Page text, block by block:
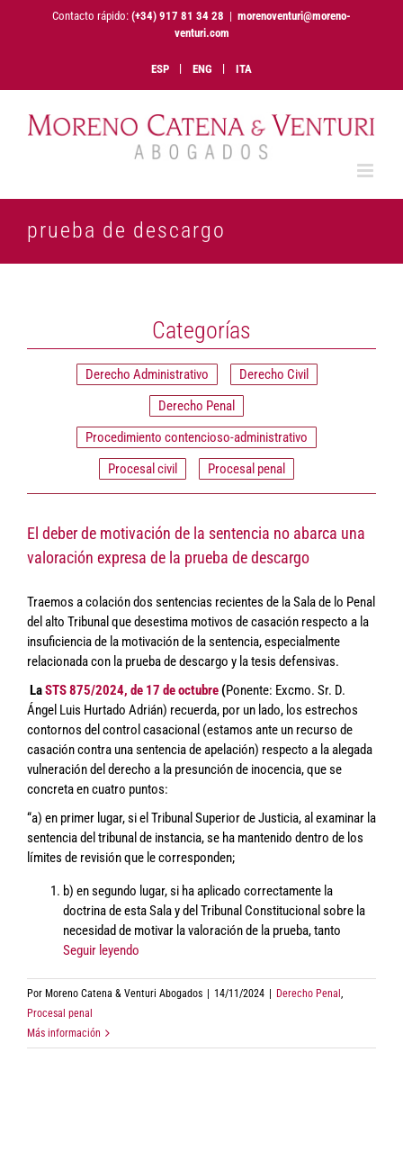
Contacto rápido: (+34) 917 81 34 28 | morenoventuri@moreno-
venturi.com
ESP ENG ITA
prueba de descargo
Categorías
Derecho Administrativo
Derecho Civil
Derecho Penal
Procedimiento contencioso-administrativo
Procesal civil
Procesal penal
El deber de motivación de la sentencia no abarca una
valoración expresa de la prueba de descargo
Traemos a colación dos sentencias recientes de la Sala de lo Penal
del alto Tribunal que desestima motivos de casación respecto a la
insuficiencia de la motivación de la sentencia, especialmente
relacionada con la prueba de descargo y la tesis defensivas.
LaSTS 875/2024, de 17 de octubre(Ponente: Excmo. Sr. D.
Ángel Luis Hurtado Adrián) recuerda, por un lado, los estrechos
contornos del control casacional (estamos ante un recurso de
casación contra una sentencia de apelación) respecto a la alegada
vulneración del derecho a la presunción de inocencia, que se
concreta en cuatro puntos:
“a) en primer lugar, si el Tribunal Superior de Justicia, al examinar la
sentencia del tribunal de instancia, se ha mantenido dentro de los
límites de revisión que le corresponden;
b) en segundo lugar, si ha aplicado correctamente la
doctrina de esta Sala y del Tribunal Constitucional sobre la
necesidad de motivar la valoración de la prueba, tanto
Seguir leyendo
Por Moreno Catena & Venturi Abogados | 14/11/2024 | Derecho Penal
Procesal penal
Más información